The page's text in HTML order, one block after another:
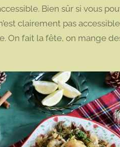
Bien sûr si vous
clairement pas
On fait la fête, on mange